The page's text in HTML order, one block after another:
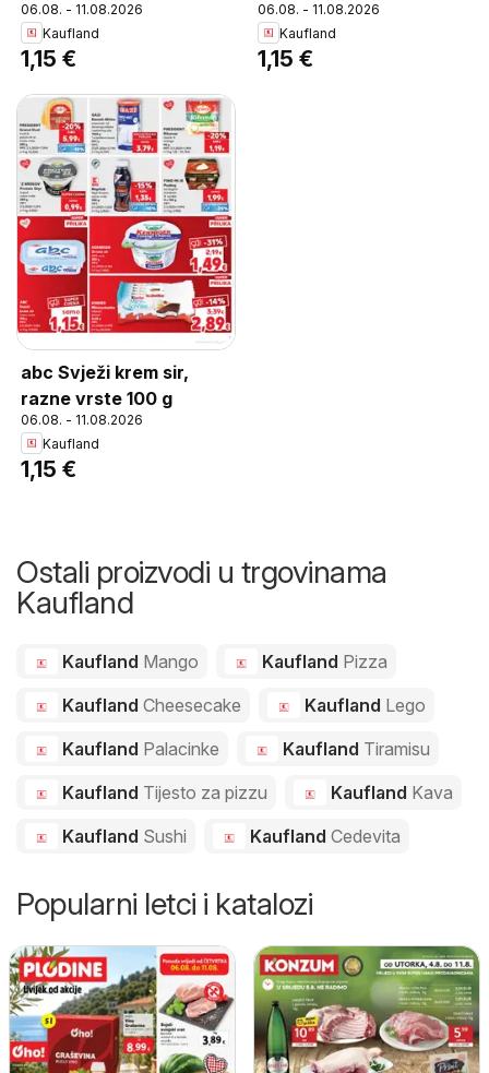
06.08. - 11.08.2026
Kaufland
1,15 €
06.08. - 11.08.2026
Kaufland
1,15 €
abc Svježi krem sir,
razne vrste 100 g
06.08. - 11.08.2026
Kaufland
1,15 €
Ostali proizvodi u trgovinama
Kaufland
Kaufland Mango Kaufland Pizza
Kaufland Cheesecake Kaufland Lego
Kaufland Palacinke Kaufland Tiramisu
Kaufland Tijesto za pizzu Kaufland Kava
Kaufland Sushi Kaufland Cedevita
Popularni letci i katalozi